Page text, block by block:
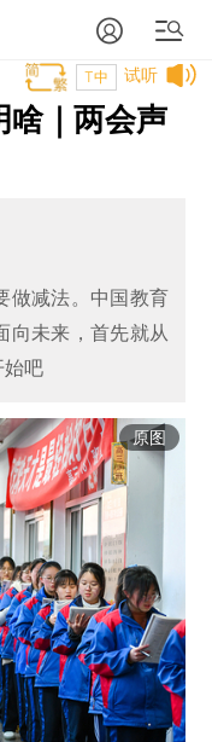
试听
T中
啥｜两会声
做减法。中国教育
向未来，首先就从
始吧
原图